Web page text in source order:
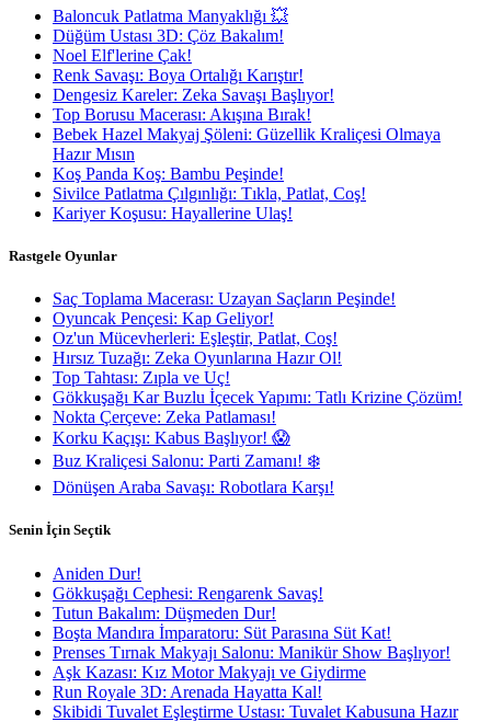
Baloncuk Patlatma Manyaklığı 💥
Düğüm Ustası 3D: Çöz Bakalım!
Noel Elf'lerine Çak!
Renk Savaşı: Boya Ortalığı Karıştır!
Dengesiz Kareler: Zeka Savaşı Başlıyor!
Top Borusu Macerası: Akışına Bırak!
Bebek Hazel Makyaj Şöleni: Güzellik Kraliçesi Olmaya
Hazır Mısın
Koş Panda Koş: Bambu Peşinde!
Sivilce Patlatma Çılgınlığı: Tıkla, Patlat, Coş!
Kariyer Koşusu: Hayallerine Ulaş!
Rastgele Oyunlar
Saç Toplama Macerası: Uzayan Saçların Peşinde!
Oyuncak Pençesi: Kap Geliyor!
Oz'un Mücevherleri: Eşleştir, Patlat, Coş!
Hırsız Tuzağı: Zeka Oyunlarına Hazır Ol!
Top Tahtası: Zıpla ve Uç!
Gökkuşağı Kar Buzlu İçecek Yapımı: Tatlı Krizine Çözüm!
Nokta Çerçeve: Zeka Patlaması!
Korku Kaçışı: Kabus Başlıyor! 😱
Buz Kraliçesi Salonu: Parti Zamanı! ❄️
Dönüşen Araba Savaşı: Robotlara Karşı!
Senin İçin Seçtik
Aniden Dur!
Gökkuşağı Cephesi: Rengarenk Savaş!
Tutun Bakalım: Düşmeden Dur!
Boşta Mandıra İmparatoru: Süt Parasına Süt Kat!
Prenses Tırnak Makyajı Salonu: Manikür Show Başlıyor!
Aşk Kazası: Kız Motor Makyajı ve Giydirme
Run Royale 3D: Arenada Hayatta Kal!
Skibidi Tuvalet Eşleştirme Ustası: Tuvalet Kabusuna Hazır